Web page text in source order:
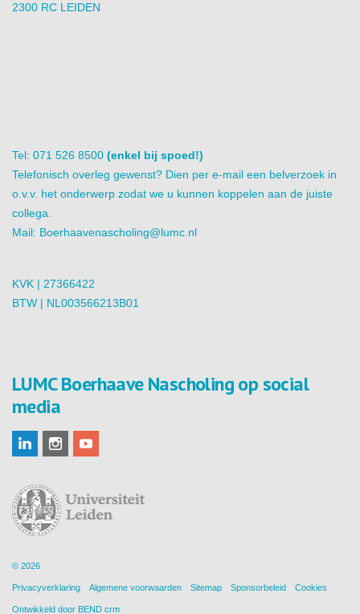
2300 RC LEIDEN
Tel: 071 526 8500 (enkel bij spoed!)
Telefonisch overleg gewenst? Dien per e-mail een belverzoek in
o.v.v. het onderwerp zodat we u kunnen koppelen aan de juiste
collega.
Mail: Boerhaavenascholing@lumc.nl
KVK | 27366422
BTW | NL003566213B01
LUMC Boerhaave Nascholing op social
media
© 2026
Privacyverklaring Algemene voorwaarden Sitemap Sponsorbeleid Cookies
Ontwikkeld door BEND crm